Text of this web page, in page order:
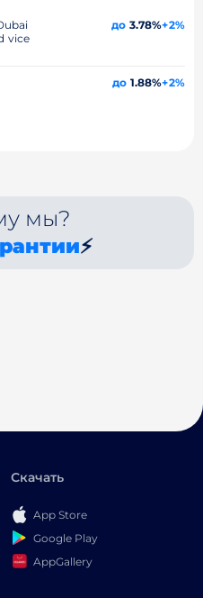
vice
до 3.78%+2%
до 1.88%+2%
мы?
⚡
Скачать
App Store
Google Play
AppGallery